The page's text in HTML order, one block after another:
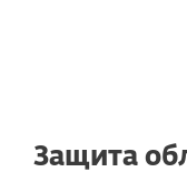
Защита